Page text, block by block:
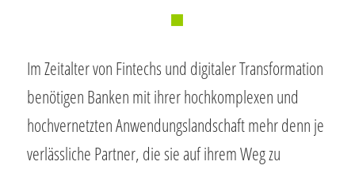
Im Zeitalter von Fintechs und digitaler Transformation
benötigen Banken mit ihrer hochkomplexen und
hochvernetzten Anwendungslandschaft mehr denn je
verlässliche Partner, die sie auf ihrem Weg zu